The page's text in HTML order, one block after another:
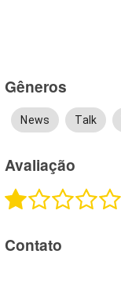
Gêneros
News Talk
Avaliação
Contato